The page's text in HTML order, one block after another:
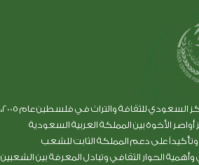
تأسس المركز السعودي للثقافة والتراث في فلسطين عام 2005،
الأخوة بين المملكة العربية السعودية
على دعم المملكة الثابت للشعب
الحوار الثقافي وتبادل المعرفة بين الشعبين